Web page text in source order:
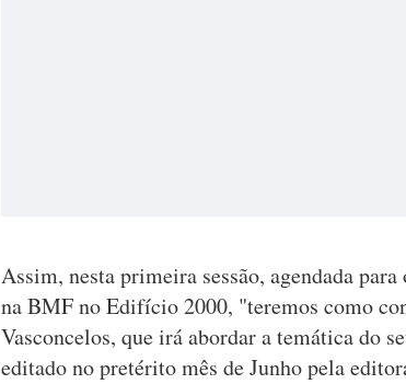
Assim, nesta primeira sessão, agendada
na BMF no Edifício 2000, "teremos como
Vasconcelos, que irá abordar a temática do
editado no pretérito mês de Junho pela